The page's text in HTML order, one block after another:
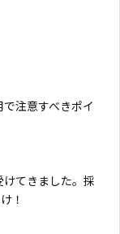
注意すべきポイ
てきました。採
！